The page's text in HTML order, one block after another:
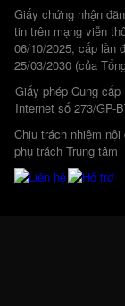
Giấy chứng nhận
tin trên mạng viễn
06/10/2025, cấp lần
25/03/2030 (của
Giấy phép Cung
Internet số 273/GP-
Chịu trách nhiệm
phụ trách Trung tâm